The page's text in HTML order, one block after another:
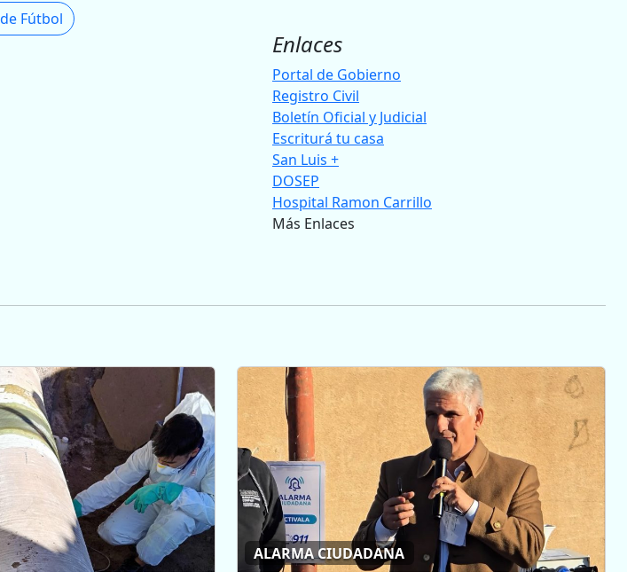
Fútbol
Enlaces
Portal de Gobierno
Registro Civil
Boletín Oficial y Judicial
Escriturá tu casa
San Luis +
DOSEP
Hospital Ramon Carrillo
Más Enlaces
ALARMA CIUDADANA